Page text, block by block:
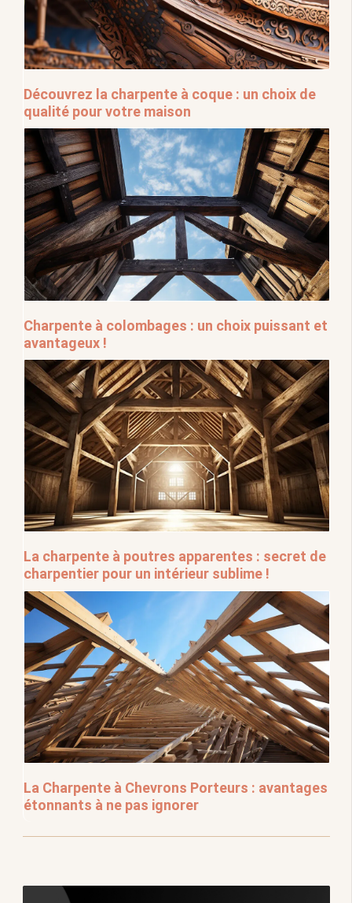
Découvrez la charpente à coque : un choix de
qualité pour votre maison
Charpente à colombages : un choix puissant et
avantageux !
La charpente à poutres apparentes : secret de
charpentier pour un intérieur sublime !
La Charpente à Chevrons Porteurs : avantages
étonnants à ne pas ignorer